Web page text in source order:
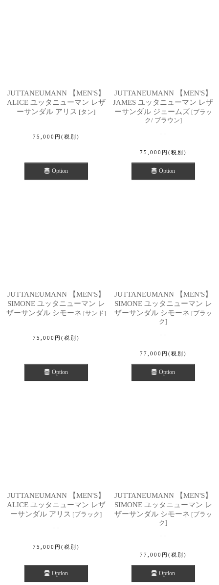
JUTTANEUMANN 【MEN'S】
ALICE ユッタニューマン レザ
ーサンダル アリス [タン]
75,000 円 (税別)
Option
JUTTANEUMANN 【MEN'S】
JAMES ユッタニューマン レザ
ーサンダル ジェームズ [ブラッ
ク/ ブラウン]
75,000 円 (税別)
Option
JUTTANEUMANN 【MEN'S】
SIMONE ユッタニューマン レ
ザーサンダル シモーネ [サンド]
75,000 円 (税別)
Option
JUTTANEUMANN 【MEN'S】
SIMONE ユッタニューマン レ
ザーサンダル シモーネ [ブラッ
ク]
77,000 円 (税別)
Option
JUTTANEUMANN 【MEN'S】
ALICE ユッタニューマン レザ
ーサンダル アリス [ブラック]
75,000 円 (税別)
Option
JUTTANEUMANN 【MEN'S】
SIMONE ユッタニューマン レ
ザーサンダル シモーネ [ブラッ
ク]
77,000 円 (税別)
Option